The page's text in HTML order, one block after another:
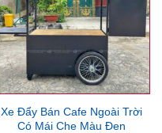
Xe Đẩy Bán Cafe Ngoài Trời
Có Mái Che Màu Đen